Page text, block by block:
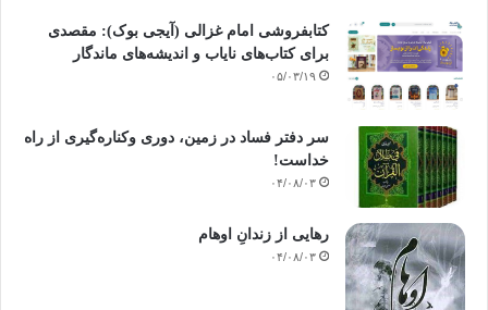
کتابفروشی امام غزالی (آیجی بوک): مقصدی
برای کتاب‌های نایاب و اندیشه‌های ماندگار
۰۵/۰۳/۱۹
سر دفتر فساد در زمین‌، دوری وکناره‌گیری از راه
خداست‌!
۰۴/۰۸/۰۳
رهایی از زندانِ اوهام
۰۴/۰۸/۰۳